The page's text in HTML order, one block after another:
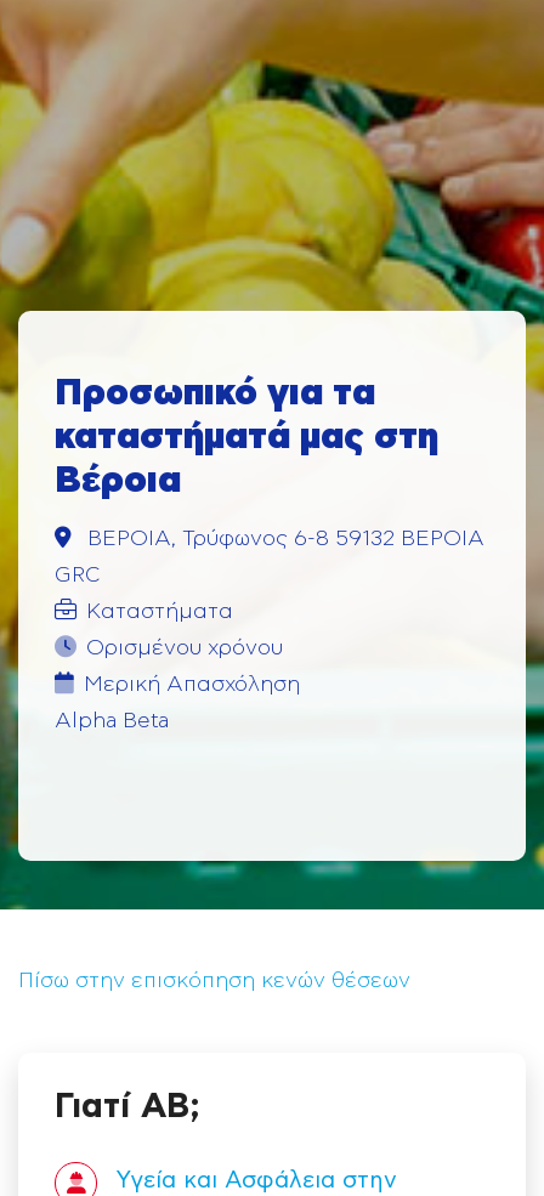
Προσωπικό για τα
καταστήματά μας στη
Βέροια
ΒΕΡΟΙΑ, Τρύφωνος 6-8 59132 ΒΕΡΟΙΑ
GRC
Καταστήματα
Ορισμένου χρόνου
Μερική Aπασχόληση
Alpha Beta
Πίσω στην επισκόπηση κενών θέσεων
Γιατί ΑΒ;
Υγεία και Ασφάλεια στην